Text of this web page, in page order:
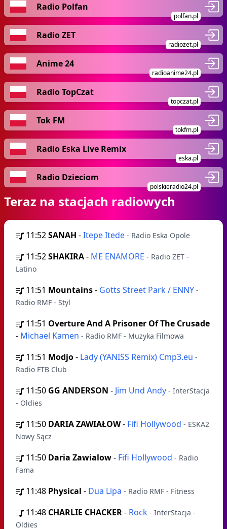
Radio Polfan
polfan.pl
Radio ZET
radiozet.pl
Anime 24
radioanime24.pl
Radio TopCzat
topczat.pl
Tok FM
tokfm.pl
Radio Eska Live Remix
eska.pl
Radio Dzieciom
polskieradio24.pl
Teraz na stacjach radiowych
11:52SANAH -Itepe Itede - Radio Eska Opole
11:52SHAKIRA- ME ENAMORE - Radio ZET -
Latino
11:51 Mountains- Gotts Street Park / ENNY -
Radio RMF - Styl
11:51 Overture And A Prisoner Of The Crusade
- Michael Kamen - Radio RMF - Muzyka Filmowa
11:51 Modjo- Lady (YANISS Remix) Cmp3.eu -
Radio FTB Club
11:50 GG ANDERSON - Jim Und Andy - InterStacja
- Oldies
11:50 DARIA ZAWIAŁOW- Fifi Hollywood - ESKA2
Nowy Sącz
11:50 Daria Zawialow- Fifi Hollywood - Radio
Fama
11:48 Physical - Dua Lipa - Radio RMF - Fitness
11:48 CHARLIE CHACKER- Rock - InterStacja -
Oldies